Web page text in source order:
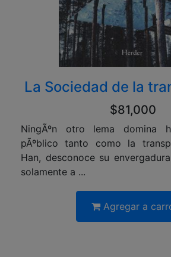
La Sociedad de la
$81,000
NingÃºn otro lema domina
pÃºblico tanto como la
Han, desconoce su
solamente a ...
Agregar a